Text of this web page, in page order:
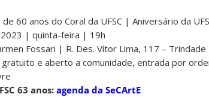
60 anos do Coral da UFSC | Aniversário da
| quinta-feira | 19h
Fossari | R. Des. Vítor Lima, 117 – Trindade
e aberto a comunidade, entrada por
63 anos:agenda da SeCArtE